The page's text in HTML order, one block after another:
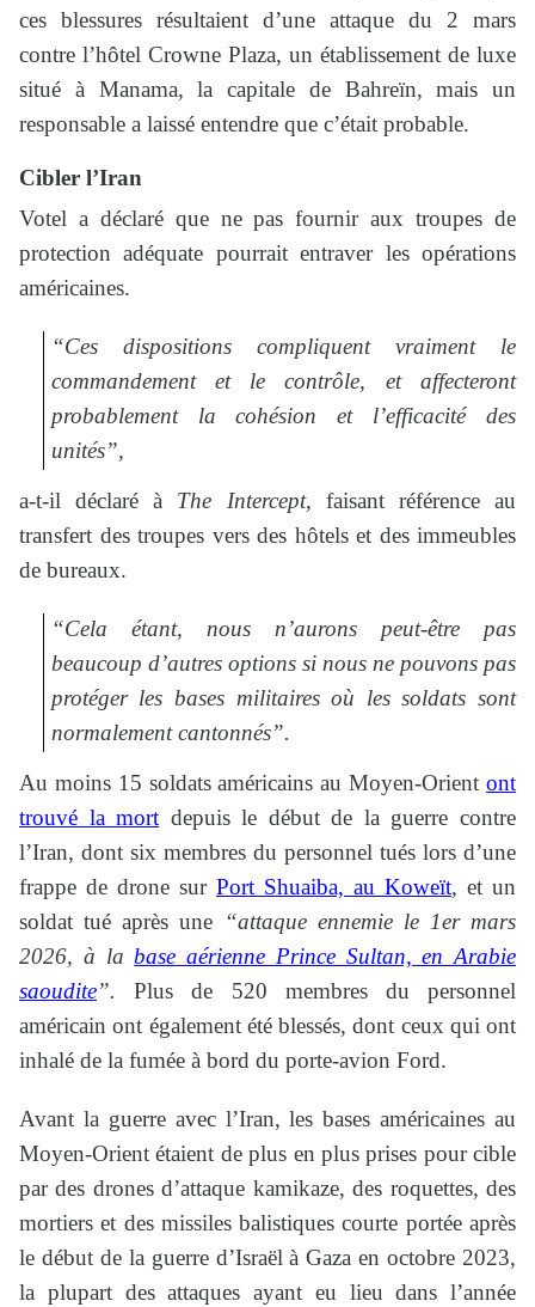
ces blessures résultaient d’une attaque du 2 mars
contre l’hôtel Crowne Plaza, un établissement de luxe
situé à Manama, la capitale de Bahreïn, mais un
responsable a laissé entendre que c’était probable.
Cibler l’Iran
Votel a déclaré que ne pas fournir aux troupes de
protection adéquate pourrait entraver les opérations
américaines.
“Ces dispositions compliquent vraiment le
commandement et le contrôle, et affecteront
probablement la cohésion et l’efficacité des
unités”,
a-t-il déclaré à The Intercept, faisant référence au
transfert des troupes vers des hôtels et des immeubles
de bureaux.
“Cela étant, nous n’aurons peut-être pas
beaucoup d’autres options si nous ne pouvons pas
protéger les bases militaires où les soldats sont
normalement cantonnés”.
Au moins 15 soldats américains au Moyen-Orient ont
trouvé la mort depuis le début de la guerre contre
l’Iran, dont six membres du personnel tués lors d’une
frappe de drone sur Port Shuaiba, au Koweït, et un
soldat tué après une “attaque ennemie le 1er mars
2026, à labase aérienne Prince Sultan, en Arabie
saoudite”. Plus de 520 membres du personnel
américain ont également été blessés, dont ceux qui ont
inhalé de la fumée à bord du porte-avion Ford.
Avant la guerre avec l’Iran, les bases américaines au
Moyen-Orient étaient de plus en plus prises pour cible
par des drones d’attaque kamikaze, des roquettes, des
mortiers et des missiles balistiques courte portée après
le début de la guerre d’Israël à Gaza en octobre 2023,
la plupart des attaques ayant eu lieu dans l’année